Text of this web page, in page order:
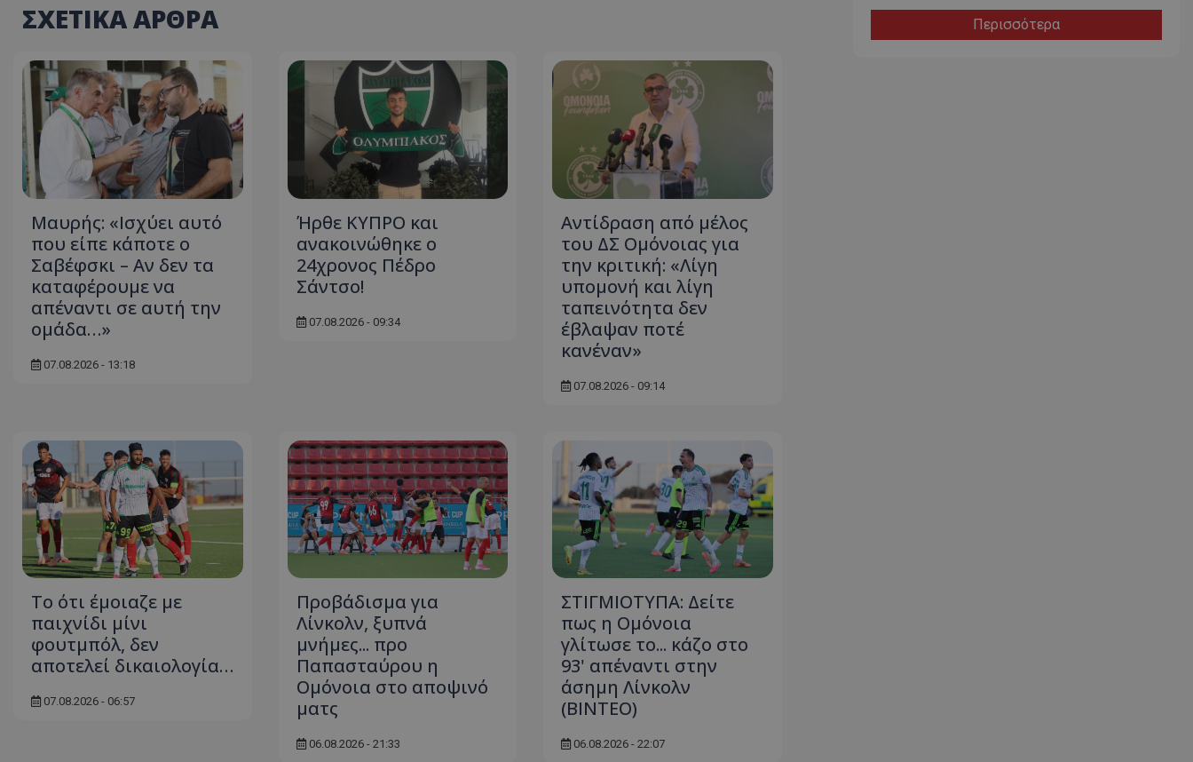
ΣΧΕΤΙΚΑ ΑΡΘΡΑ
Μαυρής: «Ισχύει αυτό
που είπε κάποτε ο
Σαβέφσκι – Αν δεν τα
καταφέρουμε να
απέναντι σε αυτή την
ομάδα…»
07.08.2026 - 13:18
Ήρθε ΚΥΠΡΟ και
ανακοινώθηκε ο
24χρονος Πέδρο
Σάντσο!
07.08.2026 - 09:34
Αντίδραση από μέλος
του ΔΣ Ομόνοιας για
την κριτική: «Λίγη
υπομονή και λίγη
ταπεινότητα δεν
έβλαψαν ποτέ
κανέναν»
07.08.2026 - 09:14
Το ότι έμοιαζε με
παιχνίδι μίνι
φουτμπόλ, δεν
αποτελεί δικαιολογία…
07.08.2026 - 06:57
Προβάδισμα για
Λίνκολν, ξυπνά
μνήμες... προ
Παπασταύρου η
Ομόνοια στο αποψινό
ματς
06.08.2026 - 21:33
ΣΤΙΓΜΙΟΤΥΠΑ: Δείτε
πως η Ομόνοια
γλίτωσε το... κάζο στο
93' απέναντι στην
άσημη Λίνκολν
(ΒΙΝΤΕΟ)
06.08.2026 - 22:07
Περισσότερα